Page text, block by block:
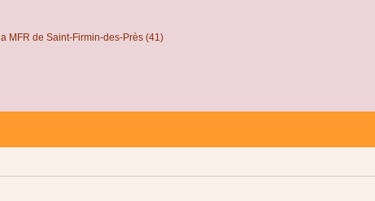
MFR de Saint-Firmin-des-Près (41)